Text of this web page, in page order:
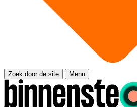
Zoek door de site Menu